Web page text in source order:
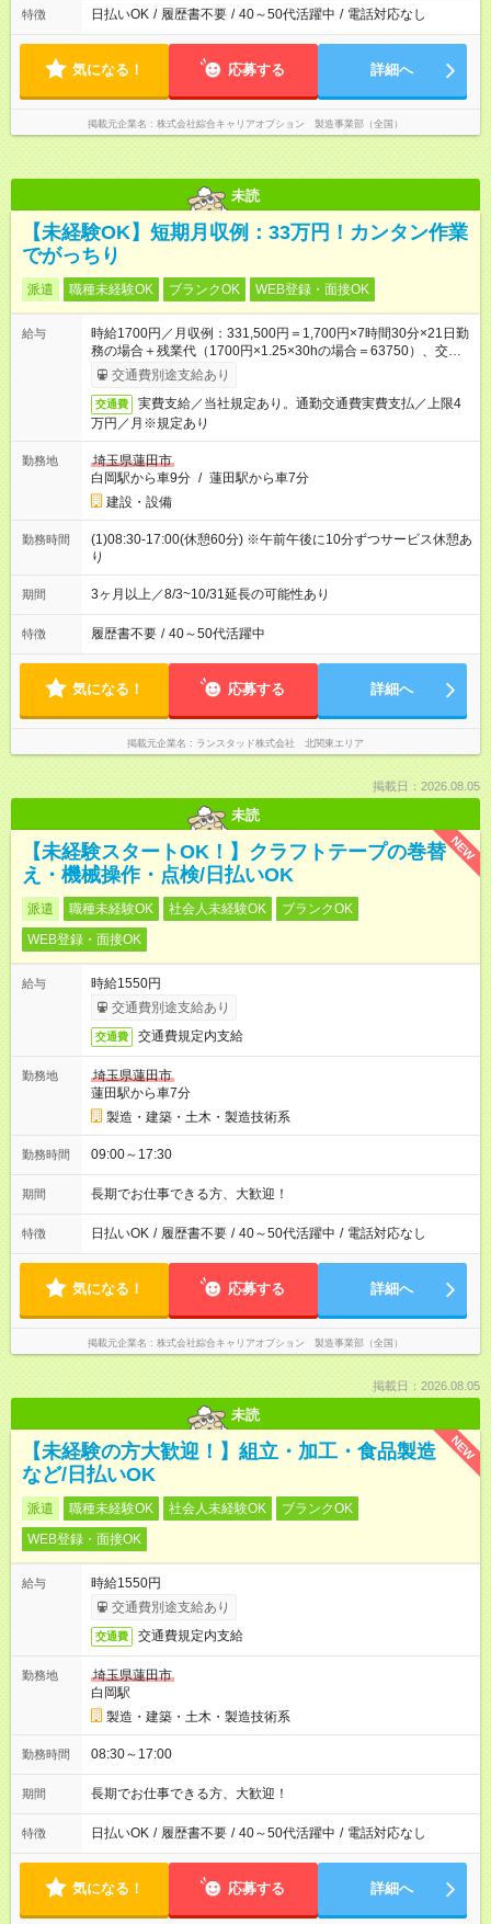
特徴 日払いOK / 履歴書不要 / 40～50代活躍中 / 電話対応なし
気になる！ 応募する 詳細へ
掲載元企業名 株式会社綜合キャリアオプション 製造事業部（全国）
未読
【未経験OK】短期月収例：33万円！カンタン作業
でがっちり
派遣 職種未経験OK ブランクOK WEB登録・面接OK
給与
時給1700円／月収例：331,500円＝1,700円×7時間30分×21日勤
務の場合＋残業代（1700円×1.25×30hの場合＝63750）、交通
費別途支給
交通費別途支給あり
交通費
実費支給／当社規定あり。通勤交通費実費支払／上限4
万円／月※規定あり
勤務地
埼玉県蓮田市
白岡駅から車9分 / 蓮田駅から車7分
建設・設備
勤務時間
(1)08:30-17:00(休憩60分) ※午前午後に10分ずつサービス休憩あ
り
期間 3ヶ月以上／8/3~10/31延長の可能性あり
特徴 履歴書不要 / 40～50代活躍中
気になる！ 応募する 詳細へ
掲載元企業名 ランスタッド株式会社 北関東エリア
掲載日：2026.08.05
未読
NEW
【未経験スタートOK！】クラフトテープの巻替
え・機械操作・点検/日払いOK
派遣 職種未経験OK 社会人未経験OK
ブランクOK
WEB登録・面接OK
給与
時給1550円
交通費別途支給あり
交通費 交通費規定内支給
勤務地
埼玉県蓮田市
蓮田駅から車7分
製造・建築・土木・製造技術系
勤務時間 09:00～17:30
期間 長期でお仕事できる方、大歓迎！
特徴 日払いOK / 履歴書不要 / 40～50代活躍中 / 電話対応なし
気になる！ 応募する 詳細へ
掲載元企業名 株式会社綜合キャリアオプション 製造事業部（全国）
掲載日：2026.08.05
未読
NEW
【未経験の方大歓迎！】組立・加工・食品製造
など/日払いOK
派遣 職種未経験OK 社会人未経験OK
ブランクOK
WEB登録・面接OK
給与
時給1550円
交通費別途支給あり
交通費 交通費規定内支給
勤務地
埼玉県蓮田市
白岡駅
製造・建築・土木・製造技術系
勤務時間 08:30～17:00
期間 長期でお仕事できる方、大歓迎！
特徴 日払いOK / 履歴書不要 / 40～50代活躍中 / 電話対応なし
気になる！ 応募する 詳細へ